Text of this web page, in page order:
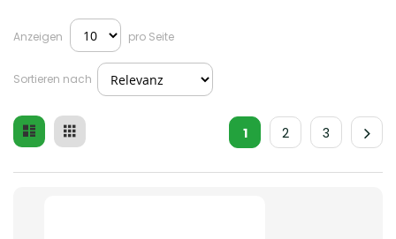
Anzeigen pro Seite
Sortieren nach
1 2 3
Ansicht
Liste Raster